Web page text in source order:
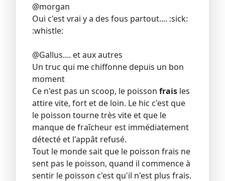
@morgan
Oui c'est vrai y a des fous partout.... :sick:
:whistle:
@Gallus.... et aux autres
Un truc qui me chiffonne depuis un bon
moment
Ce n'est pas un scoop, le poisson frais les
attire vite, fort et de loin. Le hic c'est que
le poisson tourne très vite et que le
manque de fraîcheur est immédiatement
détecté et l'appât refusé.
Tout le monde sait que le poisson frais ne
sent pas le poisson, quand il commence à
sentir le poisson c'est qu'il n'est plus frais.